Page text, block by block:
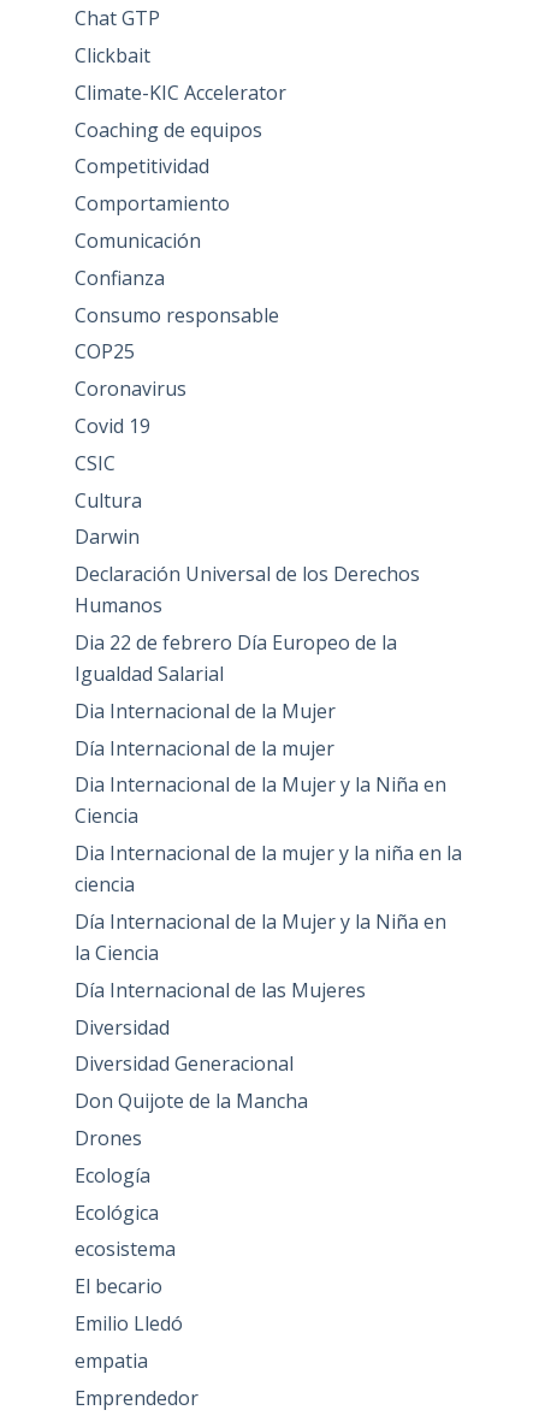
Chat GTP
Clickbait
Climate-KIC Accelerator
Coaching de equipos
Competitividad
Comportamiento
Comunicación
Confianza
Consumo responsable
COP25
Coronavirus
Covid 19
CSIC
Cultura
Darwin
Declaración Universal de los Derechos
Humanos
Dia 22 de febrero Día Europeo de la
Igualdad Salarial
Dia Internacional de la Mujer
Día Internacional de la mujer
Dia Internacional de la Mujer y la Niña en
Ciencia
Dia Internacional de la mujer y la niña en la
ciencia
Día Internacional de la Mujer y la Niña en
la Ciencia
Día Internacional de las Mujeres
Diversidad
Diversidad Generacional
Don Quijote de la Mancha
Drones
Ecología
Ecológica
ecosistema
El becario
Emilio Lledó
empatia
Emprendedor